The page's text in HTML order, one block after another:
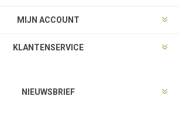
MIJN ACCOUNT
KLANTENSERVICE
NIEUWSBRIEF